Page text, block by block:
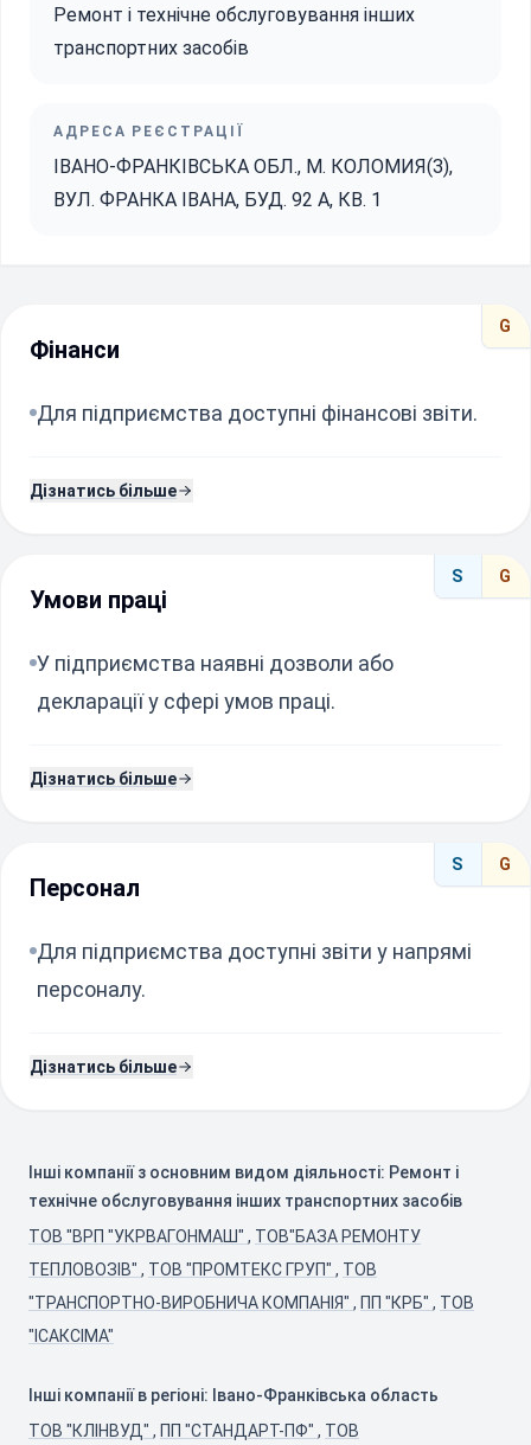
Ремонт і технічне обслуговування інших
транспортних засобів
АДРЕСА РЕЄСТРАЦІЇ
ІВАНО-ФРАНКІВСЬКА ОБЛ., М. КОЛОМИЯ(З),
ВУЛ. ФРАНКА ІВАНА, БУД. 92 А, КВ. 1
G
Фінанси
Для підприємства доступні фінансові звіти.
Дізнатись більше
S G
Умови праці
У підприємства наявні дозволи або
декларації у сфері умов праці.
Дізнатись більше
S G
Персонал
Для підприємства доступні звіти у напрямі
персоналу.
Дізнатись більше
Інші компанії з основним видом діяльності: Ремонт і
технічне обслуговування інших транспортних засобів
ТОВ "ВРП "УКРВАГОНМАШ" , ТОВ"БАЗА РЕМОНТУ
ТЕПЛОВОЗІВ" , ТОВ "ПРОМТЕКС ГРУП" , ТОВ
"ТРАНСПОРТНО-ВИРОБНИЧА КОМПАНІЯ" , ПП "КРБ" , ТОВ
"ІСАКСІМА"
Інші компанії в регіоні: Івано-Франківська область
ТОВ "КЛІНВУД" , ПП "СТАНДАРТ-ПФ" , ТОВ